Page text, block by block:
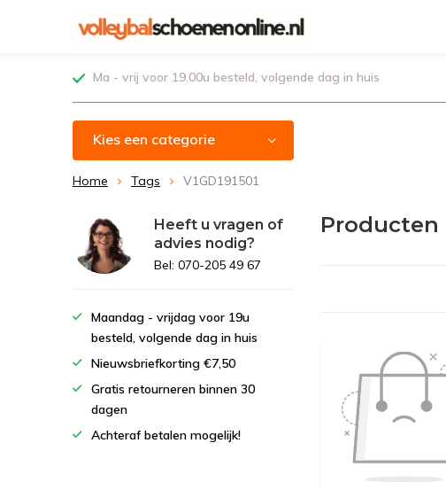
Ma - vrij voor 19.00u besteld, volgende dag in huis
Kies een categorie
Home Tags V1GD191501
Producten
Heeft u vragen of
advies nodig?
Bel: 070-205 49 67
Maandag - vrijdag voor 19u
besteld, volgende dag in huis
Nieuwsbriefkorting €7,50
Gratis retourneren binnen 30
dagen
Achteraf betalen mogelijk!